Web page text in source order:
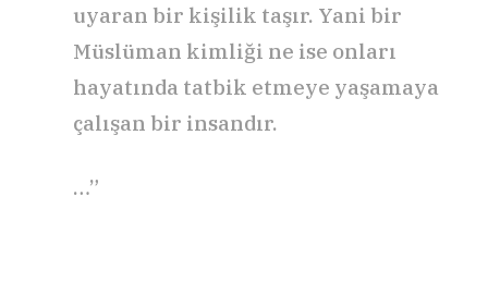
uyaran bir kişilik taşır. Yani bir
Müslüman kimliği ne ise onları
hayatında tatbik etmeye yaşamaya
çalışan bir insandır.
…”